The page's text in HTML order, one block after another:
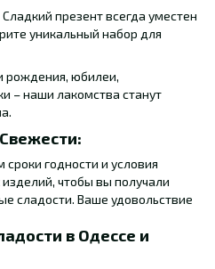
презент всегда уместен
уникальный набор для
юбилеи,
– наши лакомства станут
годности и условия
чтобы вы получали
сладости. Ваше удовольствие
в Одессе и